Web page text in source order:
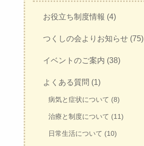
お役立ち制度情報 (4)
つくしの会よりお知らせ (75)
イベントのご案内 (38)
よくある質問 (1)
病気と症状について (8)
治療と制度について (11)
日常生活について (10)